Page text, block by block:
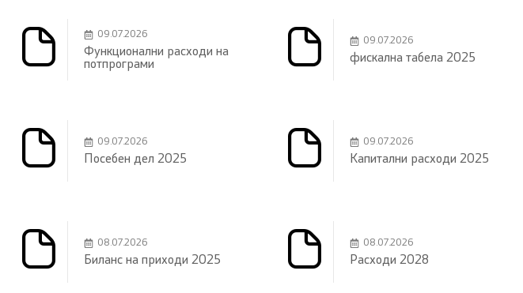
09.07.2026
Функционални расходи на
потпрограми
09.07.2026
фискална табела 2025
09.07.2026
Посебен дел 2025
09.07.2026
Капитални расходи 2025
08.07.2026
Биланс на приходи 2025
08.07.2026
Расходи 2028